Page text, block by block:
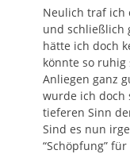
Neulich traf ich
und schließlich
hätte ich doch
könnte so ruhig
Anliegen ganz
wurde ich doch
tieferen Sinn
Sind es nun
“Schöpfung”